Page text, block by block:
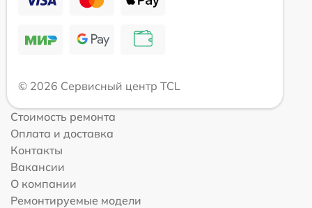
© 2026 Сервисный центр TCL
Стоимость ремонта
Оплата и доставка
Контакты
Вакансии
О компании
Ремонтируемые модели